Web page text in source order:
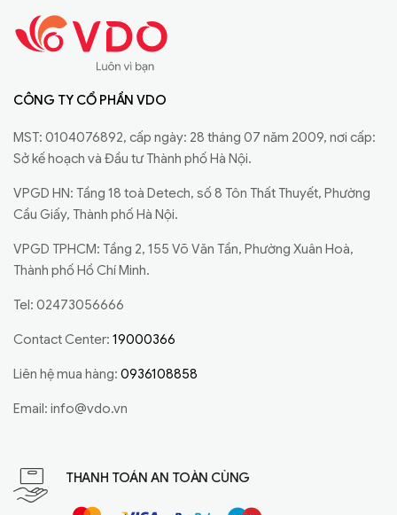
CÔNG TY CỔ PHẦN VDO
MST: 0104076892, cấp ngày: 28 tháng 07 năm 2009, nơi cấp:
Sở kế hoạch và Đầu tư Thành phố Hà Nội.
VPGD HN: Tầng 18 toà Detech, số 8 Tôn Thất Thuyết, Phường
Cầu Giấy, Thành phố Hà Nội.
VPGD TPHCM: Tầng 2, 155 Võ Văn Tần, Phường Xuân Hoà,
Thành phố Hồ Chí Minh.
Tel: 02473056666
Contact Center: 19000366
Liên hệ mua hàng: 0936108858
Email: info@vdo.vn
THANH TOÁN AN TOÀN CÙNG